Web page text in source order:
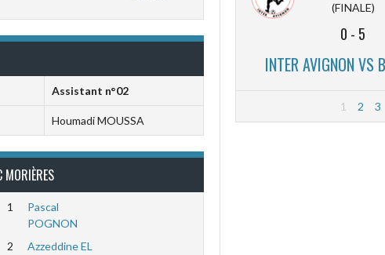
Assistant n°02
Houmadi MOUSSA
MORIÈRES
1
Pascal
POGNON
2
Azzeddine EL
(FINALE)
0 - 5
INTER AVIGNON VS
1 2 3